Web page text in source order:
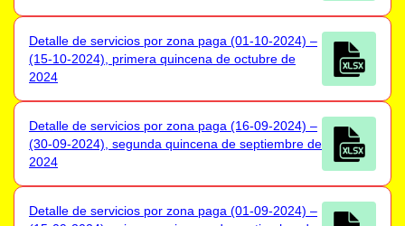
Detalle de servicios por zona paga (01-10-2024) –
(15-10-2024), primera quincena de octubre de
2024
Detalle de servicios por zona paga (16-09-2024) –
(30-09-2024), segunda quincena de septiembre de
2024
Detalle de servicios por zona paga (01-09-2024) –